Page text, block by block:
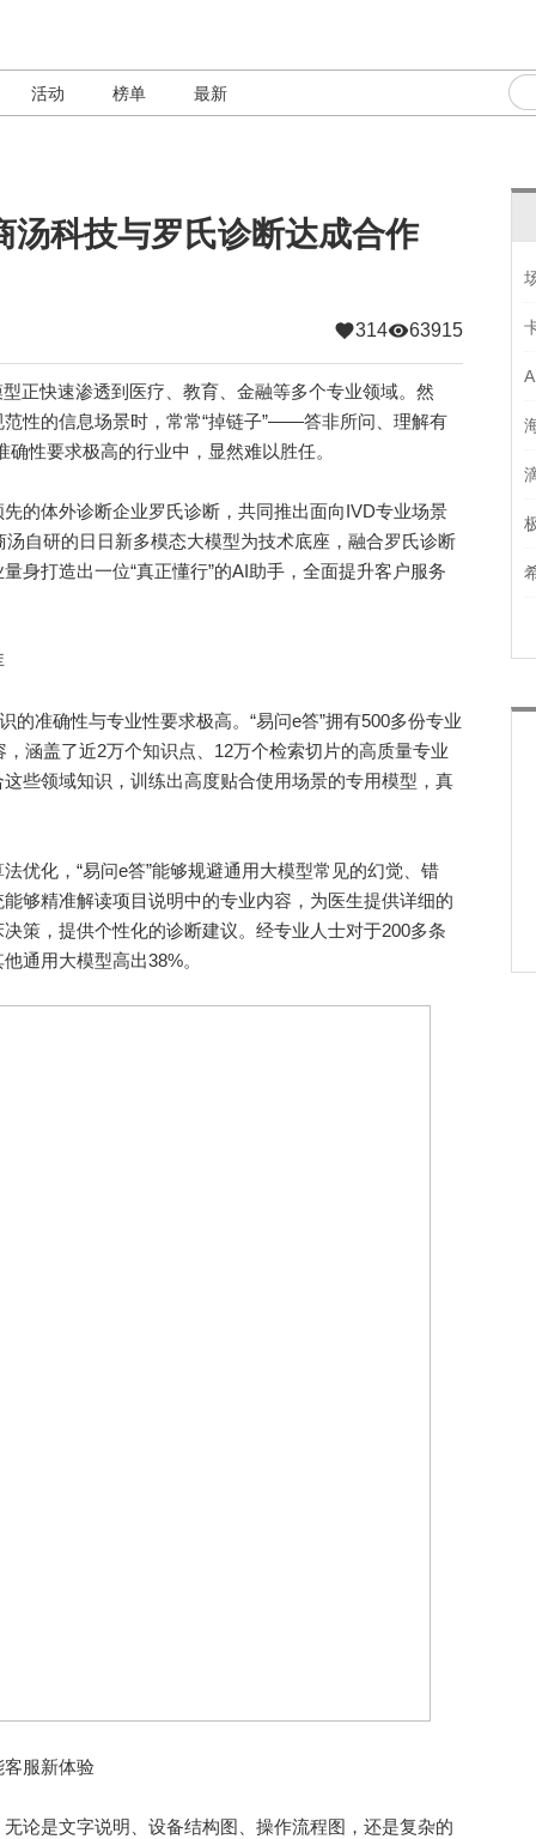
活动 榜单 最新
汤科技与罗氏诊断达成合作
314 63915
快速渗透到医疗、教育、金融等多个专业领域。然
性的信息场景时，常常“掉链子”——答非所问、理解有
性要求极高的行业中，显然难以胜任。
体外诊断企业罗氏诊断，共同推出面向IVD专业场景
自研的日日新多模态大模型为技术底座，融合罗氏诊断
身打造出一位“真正懂行”的AI助手，全面提升客户服务
确性与专业性要求极高。“易问e答”拥有500多份专业
涵盖了近2万个知识点、12万个检索切片的高质量专业
些领域知识，训练出高度贴合使用场景的专用模型，真
化，“易问e答”能够规避通用大模型常见的幻觉、错
够精准解读项目说明中的专业内容，为医生提供详细的
策，提供个性化的诊断建议。经专业人士对于200多条
通用大模型高出38%。
服新体验
是文字说明、设备结构图、操作流程图，还是复杂的